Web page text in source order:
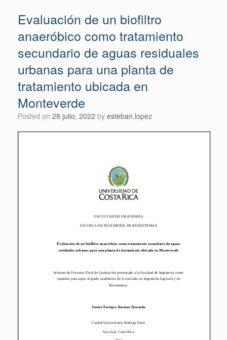
Evaluación de un biofiltro
anaeróbico como tratamiento
secundario de aguas residuales
urbanas para una planta de
tratamiento ubicada en
Monteverde
Posted on 28 julio, 2022 by esteban.lopez